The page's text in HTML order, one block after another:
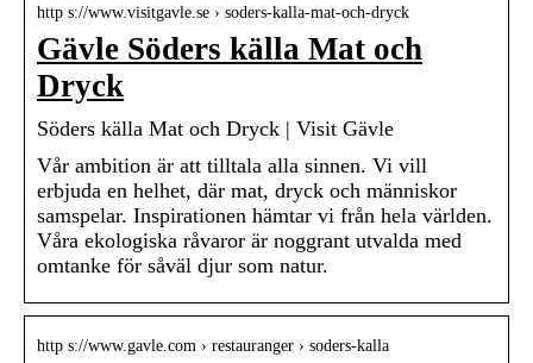
http s://www.visitgavle.se › soders-kalla-mat-och-dryck
Gävle Söders källa Mat och
Dryck
Söders källa Mat och Dryck | Visit Gävle
Vår ambition är att tilltala alla sinnen. Vi vill
erbjuda en helhet, där mat, dryck och människor
samspelar. Inspirationen hämtar vi från hela världen.
Våra ekologiska råvaror är noggrant utvalda med
omtanke för såväl djur som natur.
http s://www.gavle.com › restauranger › soders-kalla